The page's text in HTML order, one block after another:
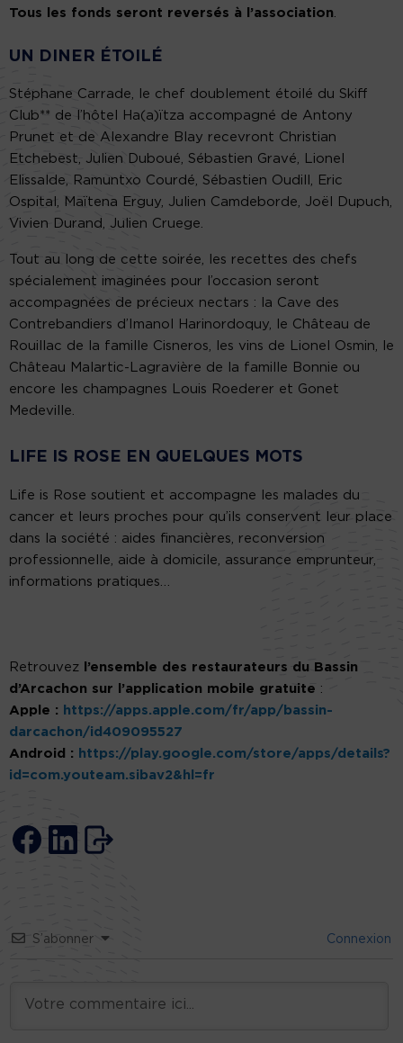
Tous les fonds seront reversés à l’association.
UN DINER ÉTOILÉ
Stéphane Carrade, le chef doublement étoilé du Skiff
Club** de l’hôtel Ha(a)ïtza accompagné de Antony
Prunet et de Alexandre Blay recevront Christian
Etchebest, Julien Duboué, Sébastien Gravé, Lionel
Elissalde, Ramuntxo Courdé, Sébastien Oudill, Eric
Ospital, Maïtena Erguy, Julien Camdeborde, Joël Dupuch,
Vivien Durand, Julien Cruege.
Tout au long de cette soirée, les recettes des chefs
spécialement imaginées pour l’occasion seront
accompagnées de précieux nectars : la Cave des
Contrebandiers d’Imanol Harinordoquy, le Château de
Rouillac de la famille Cisneros, les vins de Lionel Osmin, le
Château Malartic-Lagravière de la famille Bonnie ou
encore les champagnes Louis Roederer et Gonet
Medeville.
LIFE IS ROSE EN QUELQUES MOTS
Life is Rose soutient et accompagne les malades du
cancer et leurs proches pour qu’ils conservent leur place
dans la société : aides financières, reconversion
professionnelle, aide à domicile, assurance emprunteur,
informations pratiques…
Retrouvez l’ensemble des restaurateurs du Bassin
d’Arcachon sur l’application mobile gratuite :
Apple : https://apps.apple.com/fr/app/bassin-
darcachon/id409095527
Android : https://play.google.com/store/apps/details?
id=com.youteam.sibav2&hl=fr
S’abonner Connexion